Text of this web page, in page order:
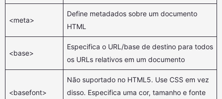
<meta>
Define metadados sobre um documento
HTML
<base>
Especifica o URL/base de destino para todos
os URLs relativos em um documento
<basefont>
Não suportado no HTML5. Use CSS em vez
disso. Especifica uma cor, tamanho e fonte